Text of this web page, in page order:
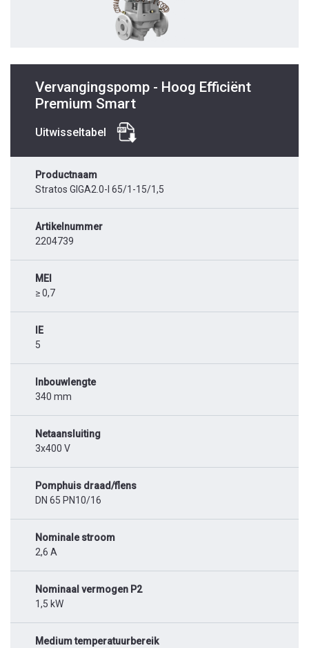
Vervangingspomp - Hoog Efficiënt
Premium Smart
Uitwisseltabel
Productnaam
Stratos GIGA2.0-I 65/1-15/1,5
Artikelnummer
2204739
MEI
≥ 0,7
IE
5
Inbouwlengte
340 mm
Netaansluiting
3x400 V
Pomphuis draad/flens
DN 65 PN10/16
Nominale stroom
2,6 A
Nominaal vermogen P2
1,5 kW
Medium temperatuurbereik